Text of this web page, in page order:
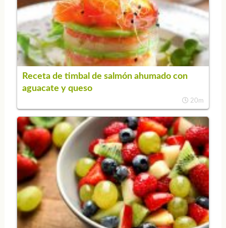
Receta de timbal de salmón ahumado con
aguacate y queso
20m